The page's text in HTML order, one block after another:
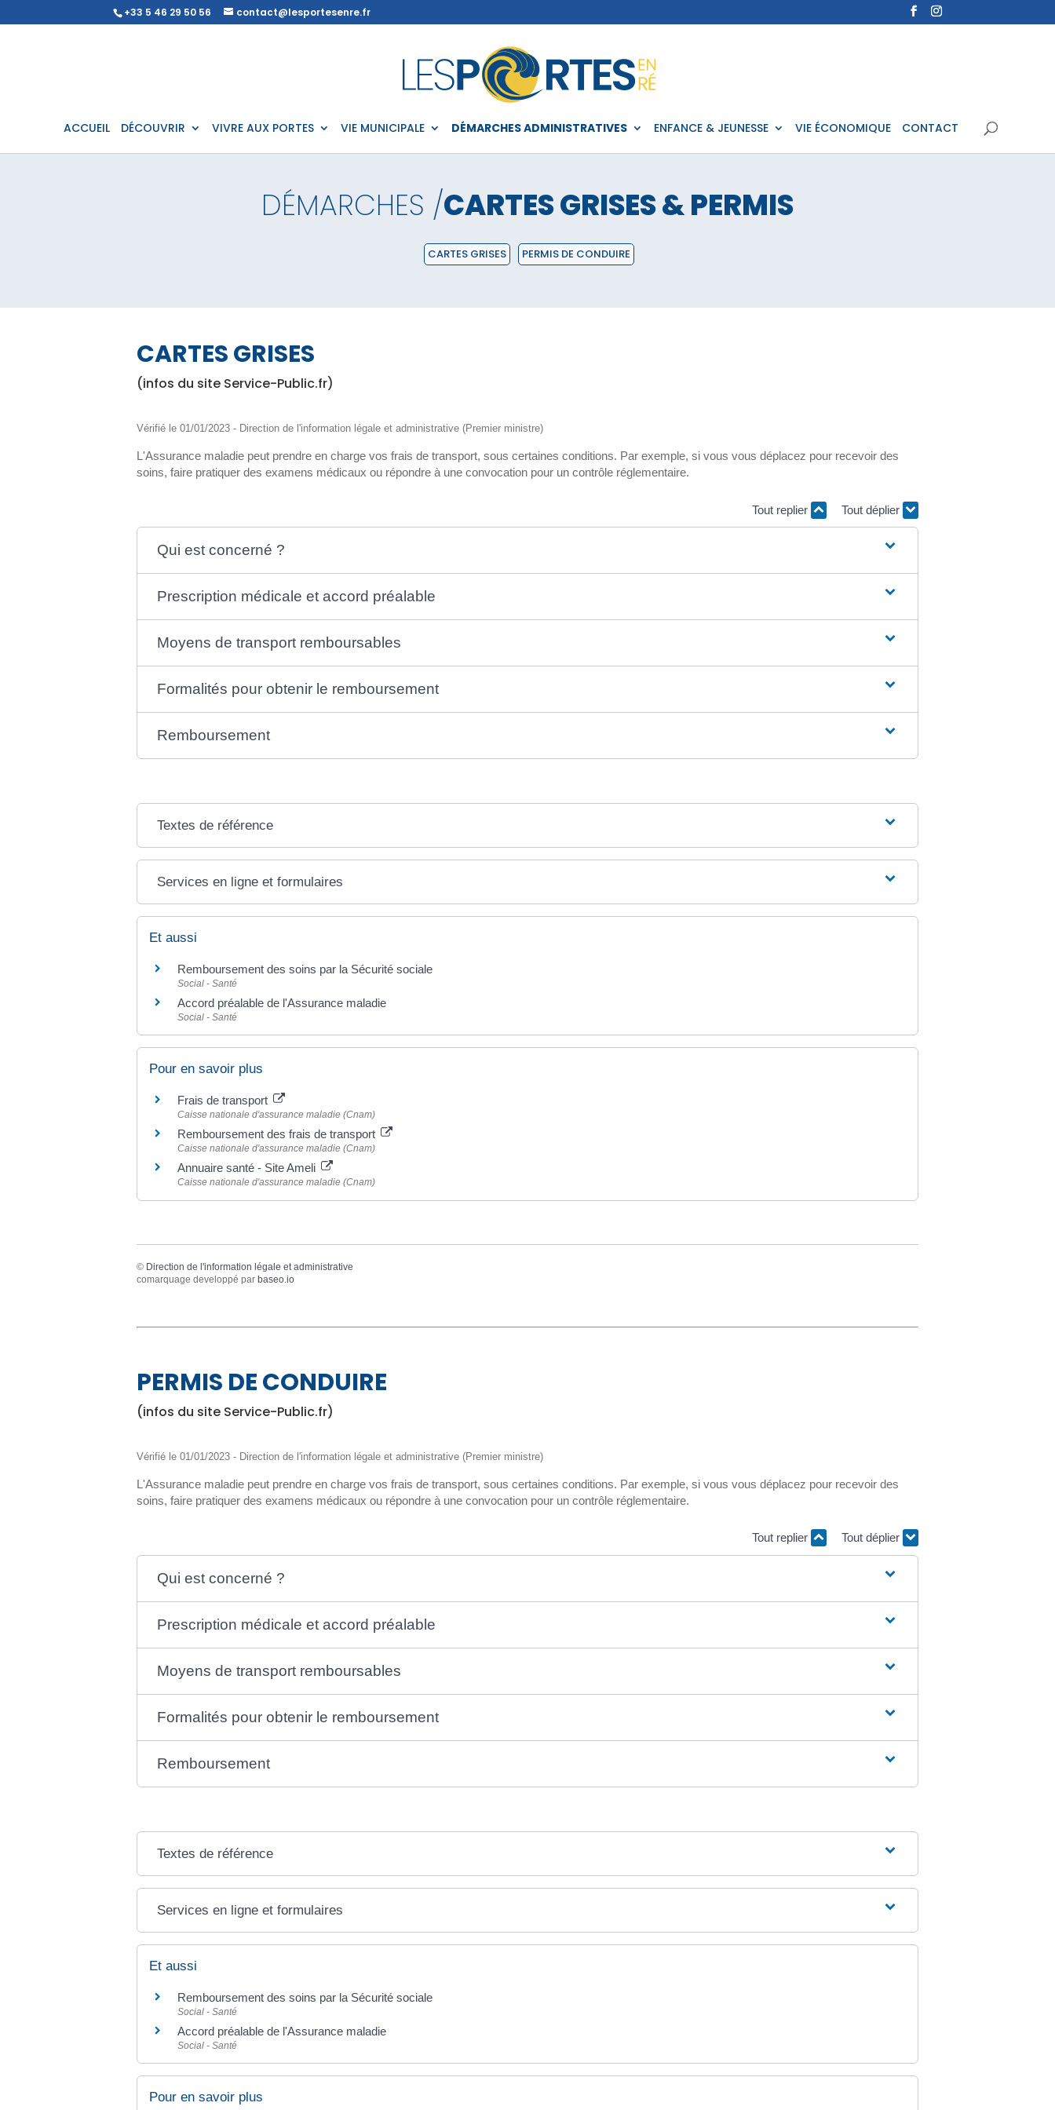
+33 5 46 29 50 56 contact@lesportesenre.fr
ACCUEIL DÉCOUVRIR VIVRE AUX PORTES VIE MUNICIPALE DÉMARCHES ADMINISTRATIVES ENFANCE & JEUNESSE VIE ÉCONOMIQUE CONTACT
DÉMARCHES /CARTES GRISES & PERMIS
CARTES GRISES PERMIS DE CONDUIRE
CARTES GRISES
(infos du site Service-Public.fr)
Vérifié le 01/01/2023 - Direction de l'information légale et administrative (Premier ministre)
L'Assurance maladie peut prendre en charge vos frais de transport, sous certaines conditions. Par exemple, si vous vous déplacez pour recevoir des
soins, faire pratiquer des examens médicaux ou répondre à une convocation pour un contrôle réglementaire.
Tout replier Tout déplier
Qui est concerné ?
Prescription médicale et accord préalable
Moyens de transport remboursables
Formalités pour obtenir le remboursement
Remboursement
Textes de référence
Services en ligne et formulaires
Et aussi
Remboursement des soins par la Sécurité sociale
Social - Santé
Accord préalable de l'Assurance maladie
Social - Santé
Pour en savoir plus
Frais de transport
Caisse nationale d'assurance maladie (Cnam)
Remboursement des frais de transport
Caisse nationale d'assurance maladie (Cnam)
Annuaire santé - Site Ameli
Caisse nationale d'assurance maladie (Cnam)
© Direction de l'information légale et administrative
comarquage developpé parbaseo.io
PERMIS DE CONDUIRE
(infos du site Service-Public.fr)
Vérifié le 01/01/2023 - Direction de l'information légale et administrative (Premier ministre)
L'Assurance maladie peut prendre en charge vos frais de transport, sous certaines conditions. Par exemple, si vous vous déplacez pour recevoir des
soins, faire pratiquer des examens médicaux ou répondre à une convocation pour un contrôle réglementaire.
Tout replier Tout déplier
Qui est concerné ?
Prescription médicale et accord préalable
Moyens de transport remboursables
Formalités pour obtenir le remboursement
Remboursement
Textes de référence
Services en ligne et formulaires
Et aussi
Remboursement des soins par la Sécurité sociale
Social - Santé
Accord préalable de l'Assurance maladie
Social - Santé
Pour en savoir plus